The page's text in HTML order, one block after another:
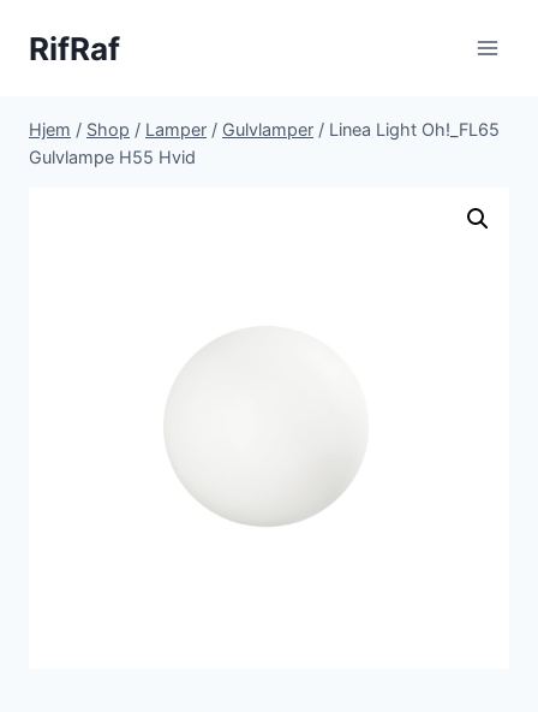
RifRaf
Hjem / Shop / Lamper / Gulvlamper / Linea Light Oh!_FL65
Gulvlampe H55 Hvid